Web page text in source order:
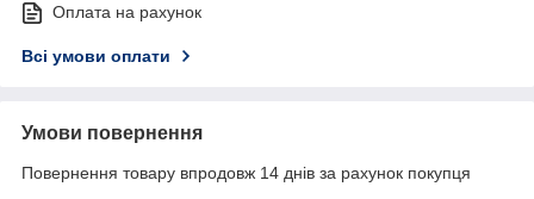
Оплата на рахунок
Всі умови оплати
Умови повернення
Повернення товару впродовж 14 днів за рахунок покупця